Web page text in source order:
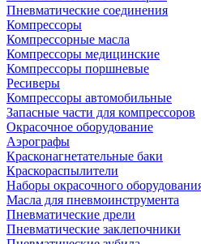
Пневматические соединения
Компрессоры
Компрессорные масла
Компрессоры медицинские
Компрессоры поршневые
Ресиверы
Компрессоры автомобильные
Запасные части для компрессоров
Окрасочное оборудование
Аэрографы
Красконагнетательные баки
Краскораспылители
Наборы окрасочного
Масла для пневмоинструмента
Пневматические дрели
Пневматические заклепочники